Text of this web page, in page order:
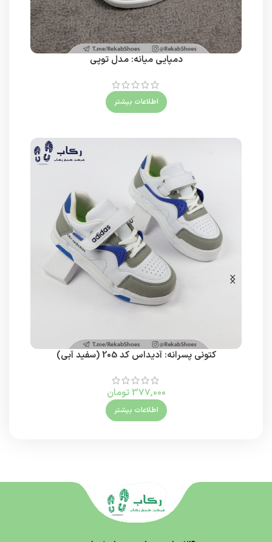
دمپایی میانه: مدل توپی
اطلاعات بیشتر
کتونی پسرانه: آدیداس کد 205 (سفید آبی)
377,000 تومان
اطلاعات بیشتر